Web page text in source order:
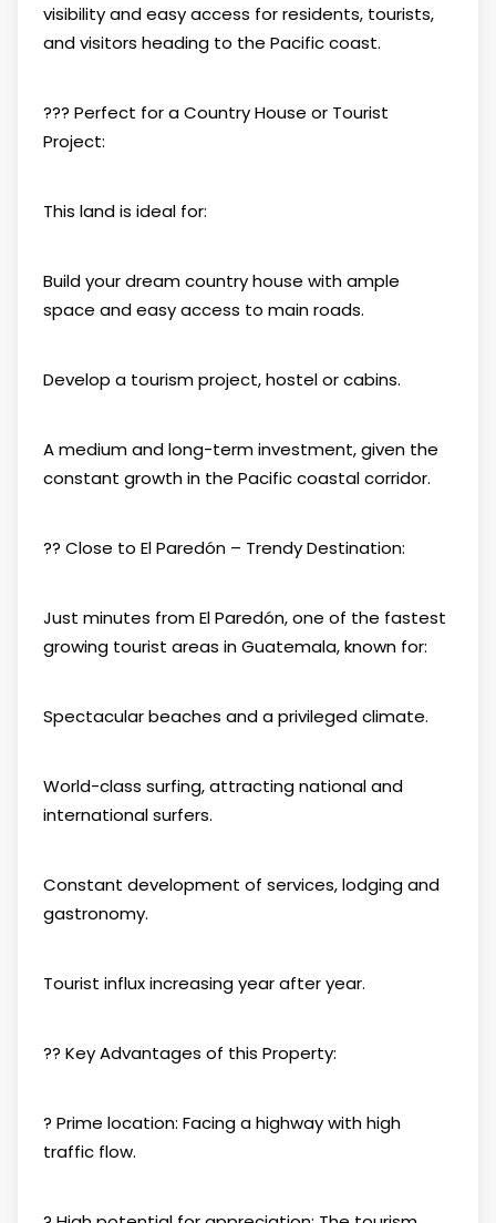
visibility and easy access for residents, tourists,
and visitors heading to the Pacific coast.
??? Perfect for a Country House or Tourist
Project:
This land is ideal for:
Build your dream country house with ample
space and easy access to main roads.
Develop a tourism project, hostel or cabins.
A medium and long-term investment, given the
constant growth in the Pacific coastal corridor.
?? Close to El Paredón – Trendy Destination:
Just minutes from El Paredón, one of the fastest
growing tourist areas in Guatemala, known for:
Spectacular beaches and a privileged climate.
World-class surfing, attracting national and
international surfers.
Constant development of services, lodging and
gastronomy.
Tourist influx increasing year after year.
?? Key Advantages of this Property:
? Prime location: Facing a highway with high
traffic flow.